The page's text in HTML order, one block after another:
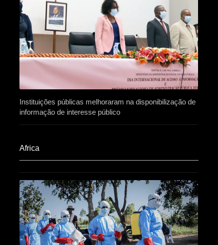
Instituições públicas melhoraram na disponibilização de
informação de interesse público
Africa​